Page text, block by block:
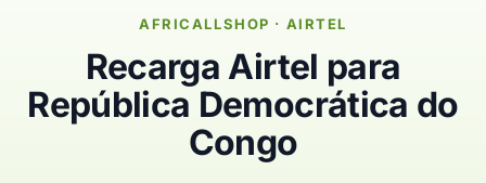
AFRICALLSHOP · AIRTEL
Recarga Airtel para
República Democrática do
Congo